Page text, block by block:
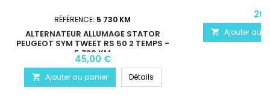
RÉFÉRENCE: 5 730 KM
ALTERNATEUR ALLUMAGE STATOR
PEUGEOT SYM TWEET RS 50 2 TEMPS -
5 730 KM
45,00 €
 Ajouter au panier Détails
 Ajouter au